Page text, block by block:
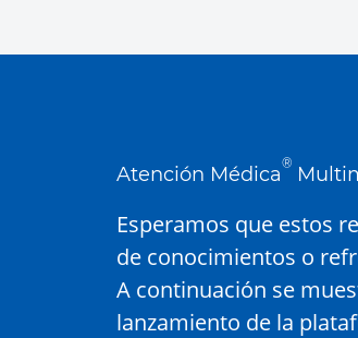
Atención Médica®
Esperamos que estos
de conocimientos o
A continuación se
lanzamiento de la